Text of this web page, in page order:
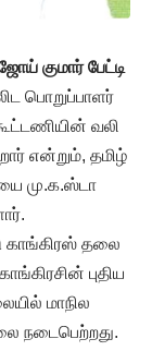
குமார் பேட்டி
பொறுப்பாளர்
வலி
என்றும், தமிழ்
மு.க.ஸ்டா
காங்கிரஸ் தலை
புதிய
மாநில
நடைபெற்றது.